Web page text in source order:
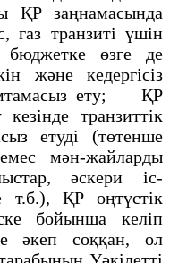
ҚР заңнамасында
газ транзиті үшін
бюджетке өзге де
және кедергісіз
ету; ҚР
транзиттік
етуді (төтенше
мән-жайларды
әскери ic-
т.б.), ҚР оңтүстік
бойынша келіп
әкеп соққан, ол